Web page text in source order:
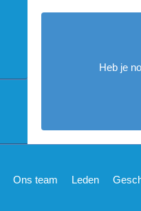
Heb je
Ons team Leden